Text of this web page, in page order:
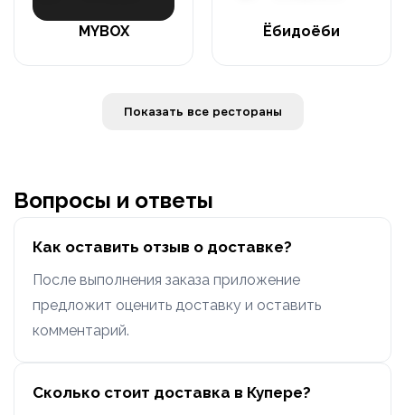
MYBOX Ёбидоёби
Показать все рестораны
Вопросы и ответы
Как оставить отзыв о доставке?
После выполнения заказа приложение
предложит оценить доставку и оставить
комментарий.
Сколько стоит доставка в Купере?